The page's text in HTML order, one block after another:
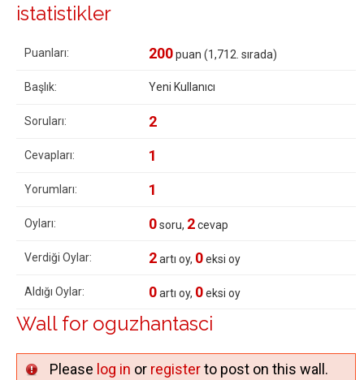
istatistikler
Puanları: 200puan (1,712 . sırada)
Başlık: Yeni Kullanıcı
Soruları: 2
Cevapları: 1
Yorumları: 1
Oyları: 0soru, 2cevap
Verdiği Oylar: 2artı oy, 0eksi oy
Aldığı Oylar: 0artı oy, 0eksi oy
Wall for oguzhantasci
Please log in or registerto post on this wall.